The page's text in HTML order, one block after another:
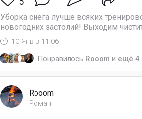
Уборка снега лучше всяких
новогодних застолий! Выходим
10 Янв в 11:06
Понравилось Rooom и ещё 4
Rooom
Роман